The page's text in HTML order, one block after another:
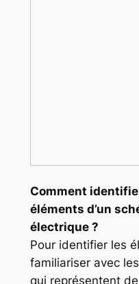
Comment
éléments d’un
électrique ?
Pour identifier les
familiariser avec les
qui représentent